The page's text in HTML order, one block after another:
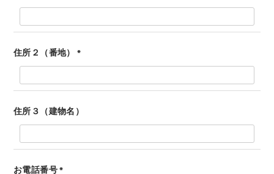
(
須
住所２（番地）
(
須
)
住所３（建物名）
お電話番号